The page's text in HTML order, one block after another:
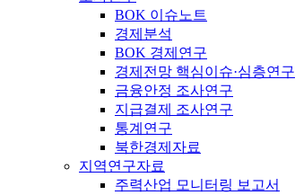
BOK 이슈노트
경제분석
BOK 경제연구
경제전망 핵심이슈·심층연구
금융안정 조사연구
지급결제 조사연구
통계연구
북한경제자료
지역연구자료
주력산업 모니터링 보고서